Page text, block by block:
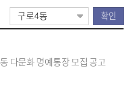
다문화 명예통장 모집 공고